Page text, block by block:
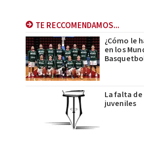
TE RECCOMENDAMOS...
¿Cómo le
en los
La falta
juveniles